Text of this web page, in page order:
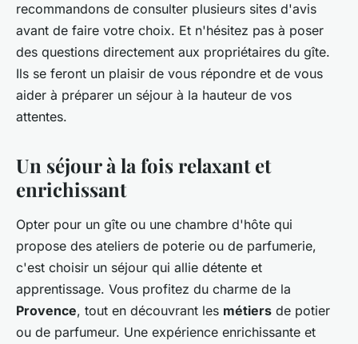
recommandons de consulter plusieurs sites d'avis
avant de faire votre choix. Et n'hésitez pas à poser
des questions directement aux propriétaires du gîte.
Ils se feront un plaisir de vous répondre et de vous
aider à préparer un séjour à la hauteur de vos
attentes.
Un séjour à la fois relaxant et
enrichissant
Opter pour un gîte ou une chambre d'hôte qui
propose des ateliers de poterie ou de parfumerie,
c'est choisir un séjour qui allie détente et
apprentissage. Vous profitez du charme de la
Provence, tout en découvrant les métiers de potier
ou de parfumeur. Une expérience enrichissante et